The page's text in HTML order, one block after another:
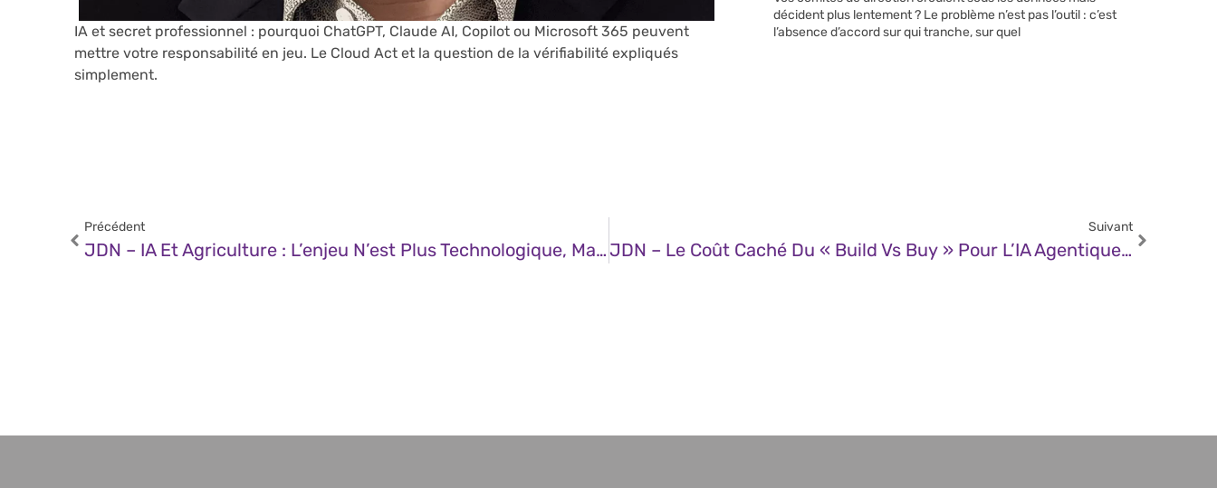
IA et secret professionnel : pourquoi ChatGPT, Claude AI, Copilot ou Microsoft 365 peuvent
mettre votre responsabilité en jeu. Le Cloud Act et la question de la vérifiabilité expliqués
simplement.
décident plus lentement ? Le problème n’est pas l’outil : c’est
l’absence d’accord sur qui tranche, sur quel
Précédent
JDN – IA Et Agriculture : L’enjeu N’est Plus Technologique, Mais Méthodologique
Suivant
JDN – Le Coût Caché Du « Build Vs Buy » Pour L’IA Agentique Dans Les Secteurs Réglementés